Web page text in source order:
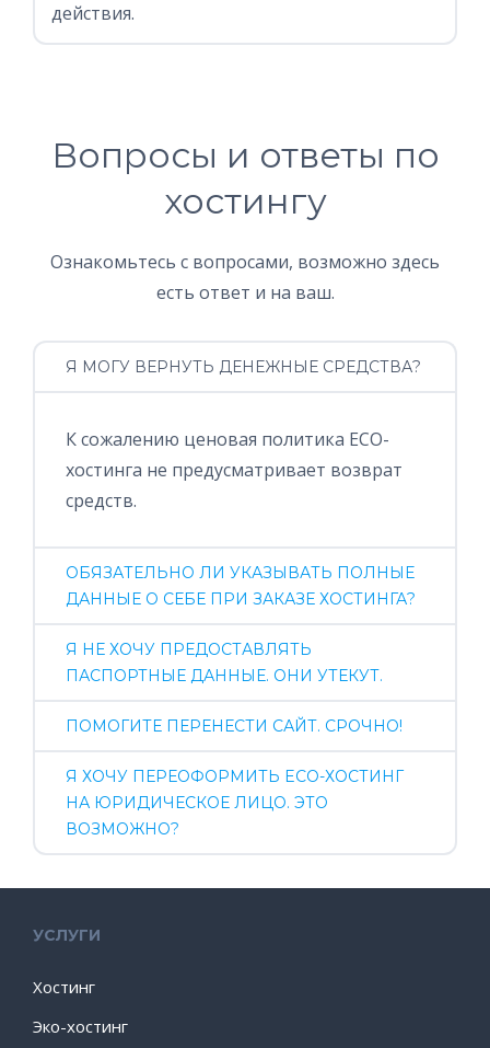
действия.
Вопросы и ответы по
хостингу
Ознакомьтесь с вопросами, возможно здесь
есть ответ и на ваш.
Я МОГУ ВЕРНУТЬ ДЕНЕЖНЫЕ СРЕДСТВА?
К сожалению ценовая политика ECO-
хостинга не предусматривает возврат
средств.
ОБЯЗАТЕЛЬНО ЛИ УКАЗЫВАТЬ ПОЛНЫЕ
ДАННЫЕ О СЕБЕ ПРИ ЗАКАЗЕ ХОСТИНГА?
Я НЕ ХОЧУ ПРЕДОСТАВЛЯТЬ
ПАСПОРТНЫЕ ДАННЫЕ. ОНИ УТЕКУТ.
ПОМОГИТЕ ПЕРЕНЕСТИ САЙТ. СРОЧНО!
Я ХОЧУ ПЕРЕОФОРМИТЬ ECO-ХОСТИНГ
НА ЮРИДИЧЕСКОЕ ЛИЦО. ЭТО
ВОЗМОЖНО?
УСЛУГИ
Хостинг
Эко-хостинг